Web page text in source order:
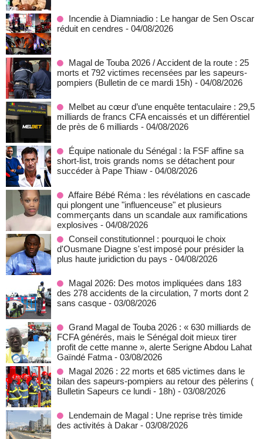
Incendie à Diamniadio : Le hangar de Sen Oscar
réduit en cendres - 04/08/2026
Magal de Touba 2026 / Accident de la route : 25
morts et 792 victimes recensées par les sapeurs-
pompiers (Bulletin de ce mardi 15h) - 04/08/2026
Melbet au cœur d’une enquête tentaculaire : 29,5
milliards de francs CFA encaissés et un différentiel
de près de 6 milliards - 04/08/2026
Équipe nationale du Sénégal : la FSF affine sa
short-list, trois grands noms se détachent pour
succéder à Pape Thiaw - 04/08/2026
Affaire Bébé Réma : les révélations en cascade
qui plongent une "influenceuse" et plusieurs
commerçants dans un scandale aux ramifications
explosives - 04/08/2026
Conseil constitutionnel : pourquoi le choix
d'Ousmane Diagne s'est imposé pour présider la
plus haute juridiction du pays - 04/08/2026
Magal 2026: Des motos impliquées dans 183
des 278 accidents de la circulation, 7 morts dont 2
sans casque - 03/08/2026
Grand Magal de Touba 2026 : « 630 milliards de
FCFA générés, mais le Sénégal doit mieux tirer
profit de cette manne », alerte Serigne Abdou Lahat
Gaïndé Fatma - 03/08/2026
Magal 2026 : 22 morts et 685 victimes dans le
bilan des sapeurs-pompiers au retour des pèlerins (
Bulletin Sapeurs ce lundi - 18h) - 03/08/2026
Lendemain de Magal : Une reprise très timide
des activités à Dakar - 03/08/2026